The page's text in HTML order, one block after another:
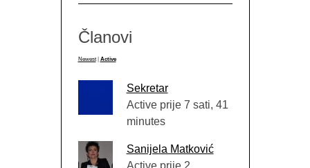
Članovi
Newest Active
Sekretar
Active prije 7 sati, 41
minutes
Sanijela Matković
Active prije 2